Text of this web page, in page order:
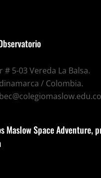
# 5-03 Vereda La Balsa.
/ Colombia.
Maslow Space Adventure,